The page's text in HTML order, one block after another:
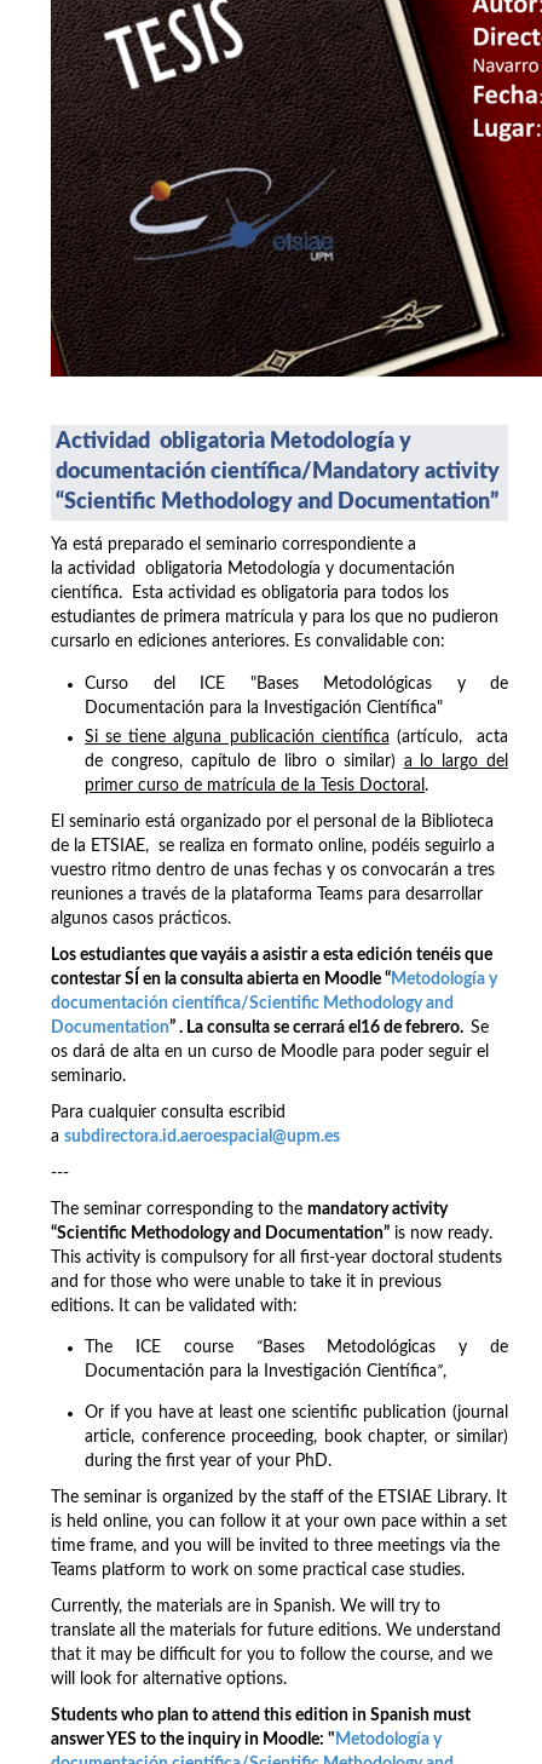
Actividad obligatoria Metodología y
documentación científica/ Mandatory activity
“Scientific Methodology and Documentation”
Ya está preparado el seminario correspondiente a
la actividad obligatoria Metodología y documentación
científica. Esta actividad es obligatoria para todos los
estudiantes de primera matrícula y para los que no pudieron
cursarlo en ediciones anteriores. Es convalidable con:
Curso del ICE "Bases Metodológicas y de
Documentación para la Investigación Científica"
Si se tiene alguna publicación científica (artículo, acta
de congreso, capítulo de libro o similar) a lo largo del
primer curso de matrícula de la Tesis Doctoral .
El seminario está organizado por el personal de la Biblioteca
de la ETSIAE, se realiza en formato online, podéis seguirlo a
vuestro ritmo dentro de unas fechas y os convocarán a tres
reuniones a través de la plataforma Teams para desarrollar
algunos casos prácticos.
Los estudiantes que vayáis a asistir a esta edición tenéis que
contestar SÍ en la consulta abierta en Moodle “Metodología y
documentación científica/Scientific Methodology and
Documentation” . La consulta se cerrará el16 de febrero. Se
os dará de alta en un curso de Moodle para poder seguir el
seminario.
Para cualquier consulta escribid
a subdirectora.id.aeroespacial@upm.es
---
The seminar corresponding to the mandatory activity
“Scientific Methodology and Documentation” is now ready.
This activity is compulsory for all first-year doctoral students
and for those who were unable to take it in previous
editions. It can be validated with:
The ICE course “Bases Metodológicas y de
Documentación para la Investigación Científica”,
Or if you have at least one scientific publication (journal
article, conference proceeding, book chapter, or similar)
during the first year of your PhD.
The seminar is organized by the staff of the ETSIAE Library. It
is held online, you can follow it at your own pace within a set
time frame, and you will be invited to three meetings via the
Teams platform to work on some practical case studies.
Currently, the materials are in Spanish. We will try to
translate all the materials for future editions. We understand
that it may be difficult for you to follow the course, and we
will look for alternative options.
Students who plan to attend this edition in Spanish must
answer YES to the inquiry in Moodle: " Metodología y